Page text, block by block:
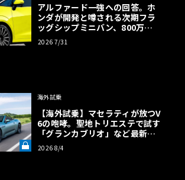
アルファード一強への回答。ホ
ンダが開発と噂される次期フラ
ッグシップミニバン、800万円
超の勝算【予想CG】
2026 7/31
海外試乗
【海外試乗】マセラティが放つV
6の咆哮。聖地トリエステで試す
「グランカブリオ」など最新ト
ロフェオ3台の官能評価《LE VO
LANT LAB》
2026 8/4